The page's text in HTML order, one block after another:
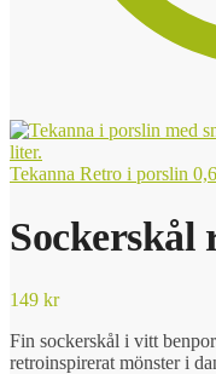
Tekanna Retro i porslin
Sockerskål
149 kr
Fin sockerskål i vitt
retroinspirerat mönster i